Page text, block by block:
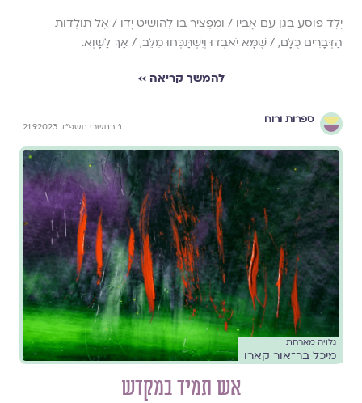
יֶלֶד פּוֹסֵעַ בַּגַּן עִם אָבִיו / וּמַפְצִיר בּוֹ לְהוֹשִׁיט יָדוֹ / אֶל תּוֹלְדוֹת
הַדְּבָרִים כֻּלָּם, / שֶׁמָּא יֹאבְדוּ וְיִשְׁתַּכְּחוּ מִלֵּב, / אַךְ לַשָּׁוְא.
להמשך קריאה ››
ספרות ורוח
ו׳ בתשרי תשפ״ד 21.9.2023
גלויה מארחת
מיכל בר־אור קארו
אש תמיד במקדש